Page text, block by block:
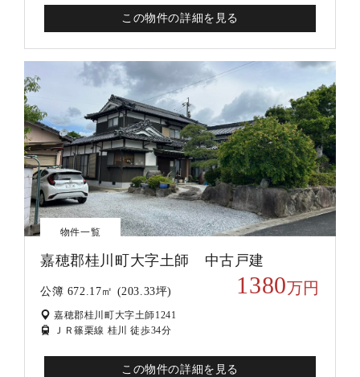
この物件の詳細を見る
物件一覧
嘉穂郡桂川町大字土師 中古戸建
公簿 672.17㎡ (203.33坪) 1380万円
嘉穂郡桂川町大字土師1241
ＪＲ篠栗線 桂川 徒歩34分
この物件の詳細を見る